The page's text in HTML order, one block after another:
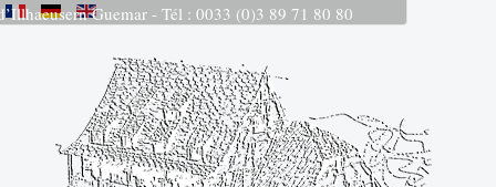
Guemar - Tél : 0033 (0)3 89 71 80 80